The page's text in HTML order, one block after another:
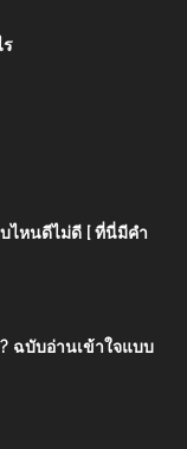
ร
บไหนดีไม่ดี [ ที่นี่มีคำ
ฉบับอ่านเข้าใจแบบ